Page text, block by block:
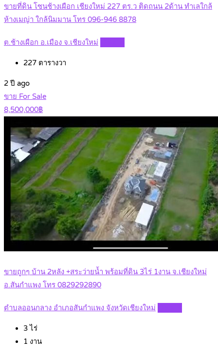
ขายที่ดิน โซนช้างเผือก เชียงใหม่ 227 ตร.ว ติดถนน 2ด้าน ทำเลใกล้
ห้างเมญ่า ใกล้นิมมาน โทร 096-946 8878
ต.ช้างเผือก อ.เมือง จ.เชียงใหม่
227 ตารางวา
2 ปี ago
ขาย For Sale
8,500,000฿
ขายถูกๆ บ้าน 2หลัง +สระว่ายน้ำ พร้อมที่ดิน 3ไร่ 1งาน จ.เชียงใหม่
อ.สันกำแพง โทร 0829292890
ตำบลออนกลาง อำเภอสันกำแพง จังหวัดเชียงใหม่
3ไร่
1 งาน